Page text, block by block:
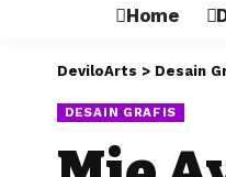
Home
DeviloArts > Desain
DESAIN GRAFIS